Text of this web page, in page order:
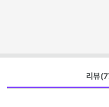
리뷰(